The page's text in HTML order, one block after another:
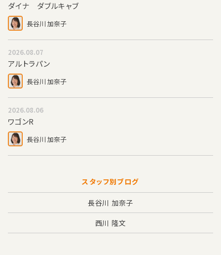
ダイナ ダブルキャブ
長谷川 加奈子
2026.08.07
アルトラパン
長谷川 加奈子
2026.08.06
ワゴンR
長谷川 加奈子
スタッフ別ブログ
長谷川 加奈子
西川 隆文